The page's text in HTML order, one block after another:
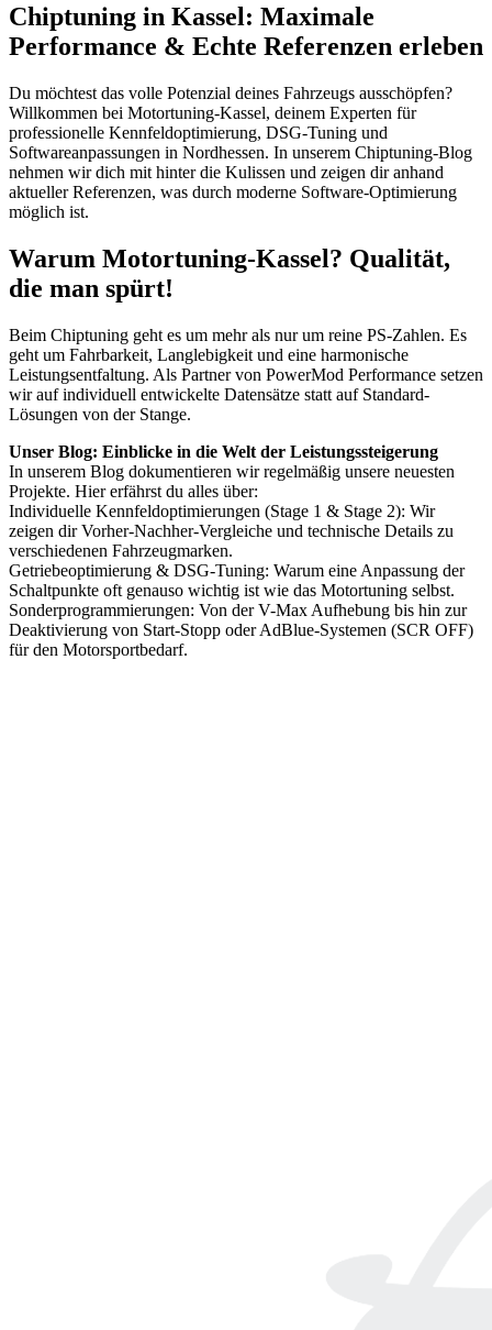
Chiptuning in Kassel: Maximale
Performance & Echte Referenzen erleben
Du möchtest das volle Potenzial deines Fahrzeugs ausschöpfen?
Willkommen bei Motortuning-Kassel, deinem Experten für
professionelle Kennfeldoptimierung, DSG-Tuning und
Softwareanpassungen in Nordhessen. In unserem Chiptuning-Blog
nehmen wir dich mit hinter die Kulissen und zeigen dir anhand
aktueller Referenzen, was durch moderne Software-Optimierung
möglich ist.
Warum Motortuning-Kassel? Qualität,
die man spürt!
Beim Chiptuning geht es um mehr als nur um reine PS-Zahlen. Es
geht um Fahrbarkeit, Langlebigkeit und eine harmonische
Leistungsentfaltung. Als Partner von PowerMod Performance setzen
wir auf individuell entwickelte Datensätze statt auf Standard-
Lösungen von der Stange.
Unser Blog: Einblicke in die Welt der Leistungssteigerung
In unserem Blog dokumentieren wir regelmäßig unsere neuesten
Projekte. Hier erfährst du alles über:
Individuelle Kennfeldoptimierungen (Stage 1 & Stage 2): Wir
zeigen dir Vorher-Nachher-Vergleiche und technische Details zu
verschiedenen Fahrzeugmarken.
Getriebeoptimierung & DSG-Tuning: Warum eine Anpassung der
Schaltpunkte oft genauso wichtig ist wie das Motortuning selbst.
Sonderprogrammierungen: Von der V-Max Aufhebung bis hin zur
Deaktivierung von Start-Stopp oder AdBlue-Systemen (SCR OFF)
für den Motorsportbedarf.